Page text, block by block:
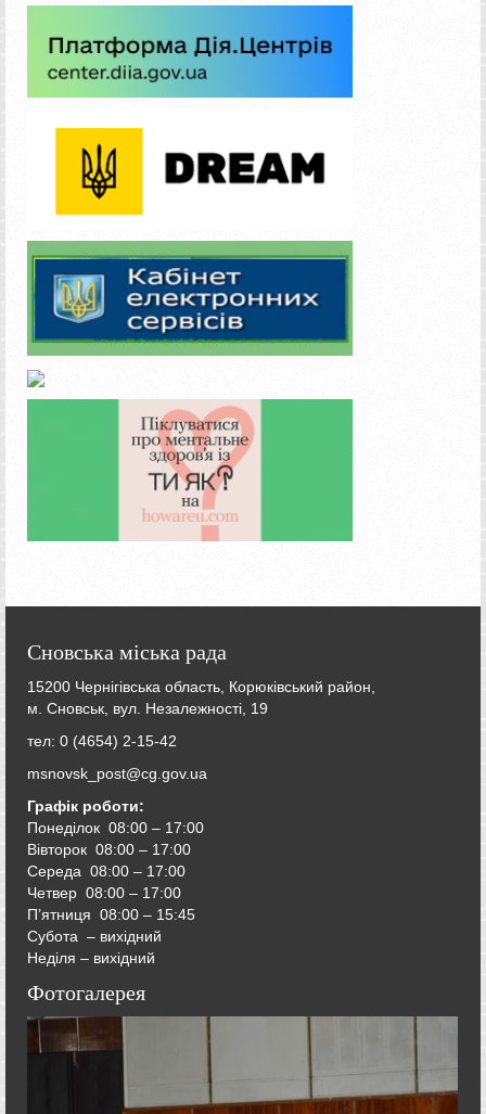
Сновська міська рада
15200 Чернігівська область, Корюківський район,
м. Сновськ, вул. Незалежності, 19
тел: 0 (4654) 2-15-42
msnovsk_post@cg.gov.ua
Графік роботи:
Понеділок 08:00 – 17:00
Вівторок 08:00 – 17:00
Середа 08:00 – 17:00
Четвер 08:00 – 17:00
П’ятниця 08:00 – 15:45
Субота – вихідний
Неділя – вихідний
Фотогалерея